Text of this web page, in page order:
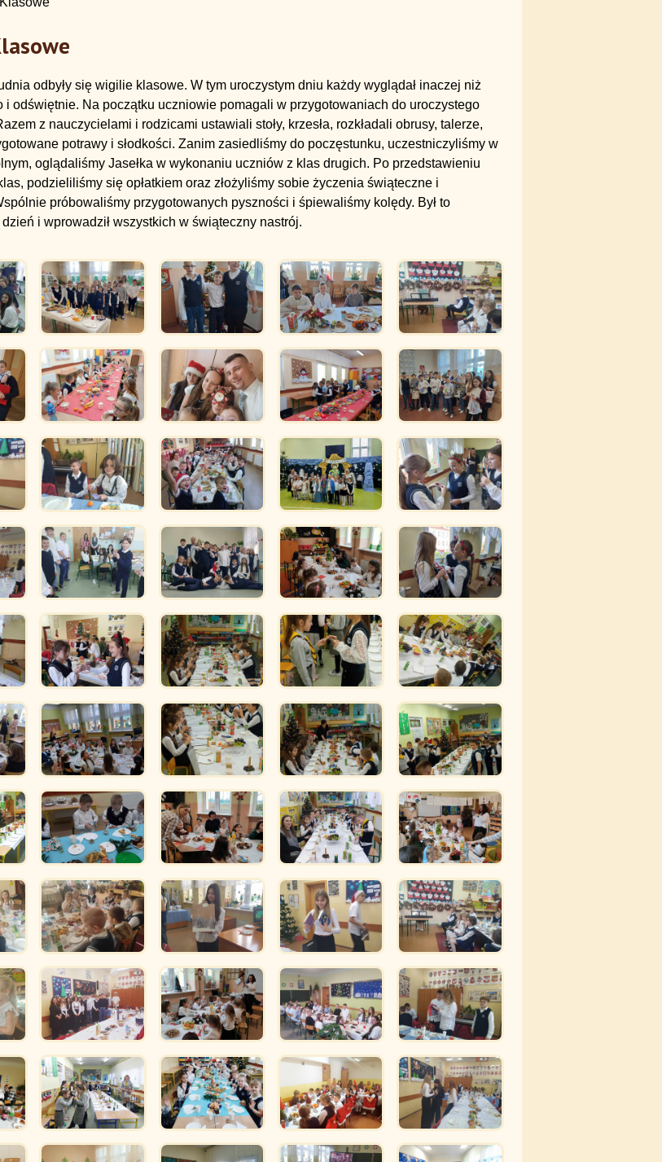
odbyły się wigilie klasowe. W tym uroczystym dniu każdy wyglądał inaczej niż
i odświętnie. Na początku uczniowie pomagali w przygotowaniach do uroczystego
z nauczycielami i rodzicami ustawiali stoły, krzesła, rozkładali obrusy, talerze,
potrawy i słodkości. Zanim zasiedliśmy do poczęstunku, uczestniczyliśmy w
oglądaliśmy Jasełka w wykonaniu uczniów z klas drugich. Po przedstawieniu
podzieliliśmy się opłatkiem oraz złożyliśmy sobie życzenia świąteczne i
próbowaliśmy przygotowanych pyszności i śpiewaliśmy kolędy. Był to
dzień i wprowadził wszystkich w świąteczny nastrój.